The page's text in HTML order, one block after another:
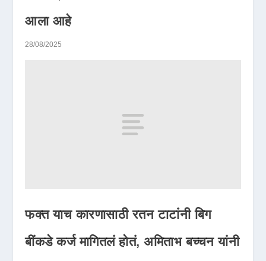
आला आहे
28/08/2025
फक्त याच कारणासाठी रतन टाटांनी बिग
बींकडे कर्ज मागितलं होतं, अमिताभ बच्चन यांनी